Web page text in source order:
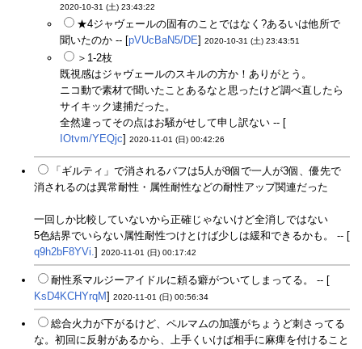
2020-10-31 (土) 23:43:22
★4ジャヴェールの固有のことではなく?あるいは他所で
聞いたのか -- [pVUcBaN5/DE] 2020-10-31 (土) 23:43:51
＞1-2枝
既視感はジャヴェールのスキルの方か！ありがとう。
ニコ動で素材で聞いたことあるなと思ったけど調べ直したら
サイキック逮捕だった。
全然違ってその点はお騒がせして申し訳ない -- [
IOtvm/YEQjc] 2020-11-01 (日) 00:42:26
「ギルティ」で消されるバフは5人が8個で一人が3個、優先で
消されるのは異常耐性・属性耐性などの耐性アップ関連だった
一回しか比較していないから正確じゃないけど全消しではない
5色結界でいらない属性耐性つけとけば少しは緩和できるかも。 -- [
q9h2bF8YVi. ] 2020-11-01 (日) 00:17:42
耐性系マルジーアイドルに頼る癖がついてしまってる。 -- [
KsD4KCHYrqM] 2020-11-01 (日) 00:56:34
総合火力が下がるけど、ペルマムの加護がちょうど刺さってる
な。初回に反射があるから、上手くいけば相手に麻痺を付けること